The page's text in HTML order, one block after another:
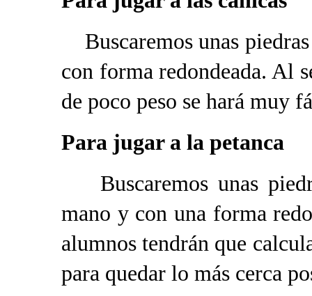
Buscaremos unas
con forma redondeada. Al
de poco peso se hará muy
Para jugar a la petanca
Buscaremos unas
mano y con una forma
alumnos tendrán que
para quedar lo más cerca